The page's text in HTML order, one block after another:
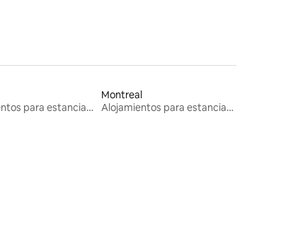
Alojamientos para estancias largas
Montreal
Alojamientos para estancias largas